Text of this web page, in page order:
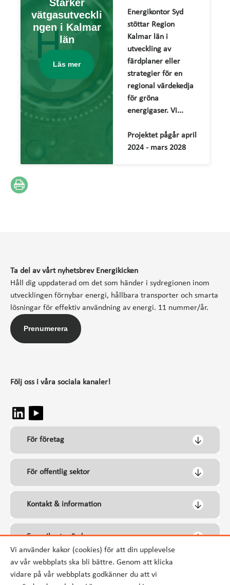
Vi använder kakor (cookies) för att din upplevelse
av vår webbplats ska bli bättre. Genom att klicka
vidare på vår webbplats godkänner du att vi
Stärker
vätgasutveckli
ngen i Kalmar
län
Läs mer
Energikontor Syd
stöttar Region
Kalmar län i
utveckling av
färdplaner eller
strategier för en
regional värdekedja
för gröna
energigaser. Vi...
Projektet pågår april
2024 - mars 2028
Ta del av vårt nyhetsbrev Energikicken
Håll dig uppdaterad om det som händer i sydregionen inom
utvecklingen förnybar energi, hållbara transporter och smarta
lösningar för effektiv användning av energi. 11 nummer/år.
Prenumerera
Följ oss i våra sociala kanaler!
För företag
För offentlig sektor
Kontakt & information
Energikontor Syd